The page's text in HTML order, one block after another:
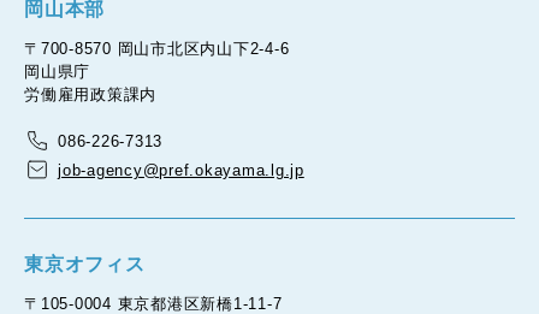
岡山本部
〒700-8570 岡山市北区内山下2-4-6
岡山県庁
労働雇用政策課内
086-226-7313
job-agency@pref.okayama.lg.jp
東京オフィス
〒105-0004 東京都港区新橋1-11-7